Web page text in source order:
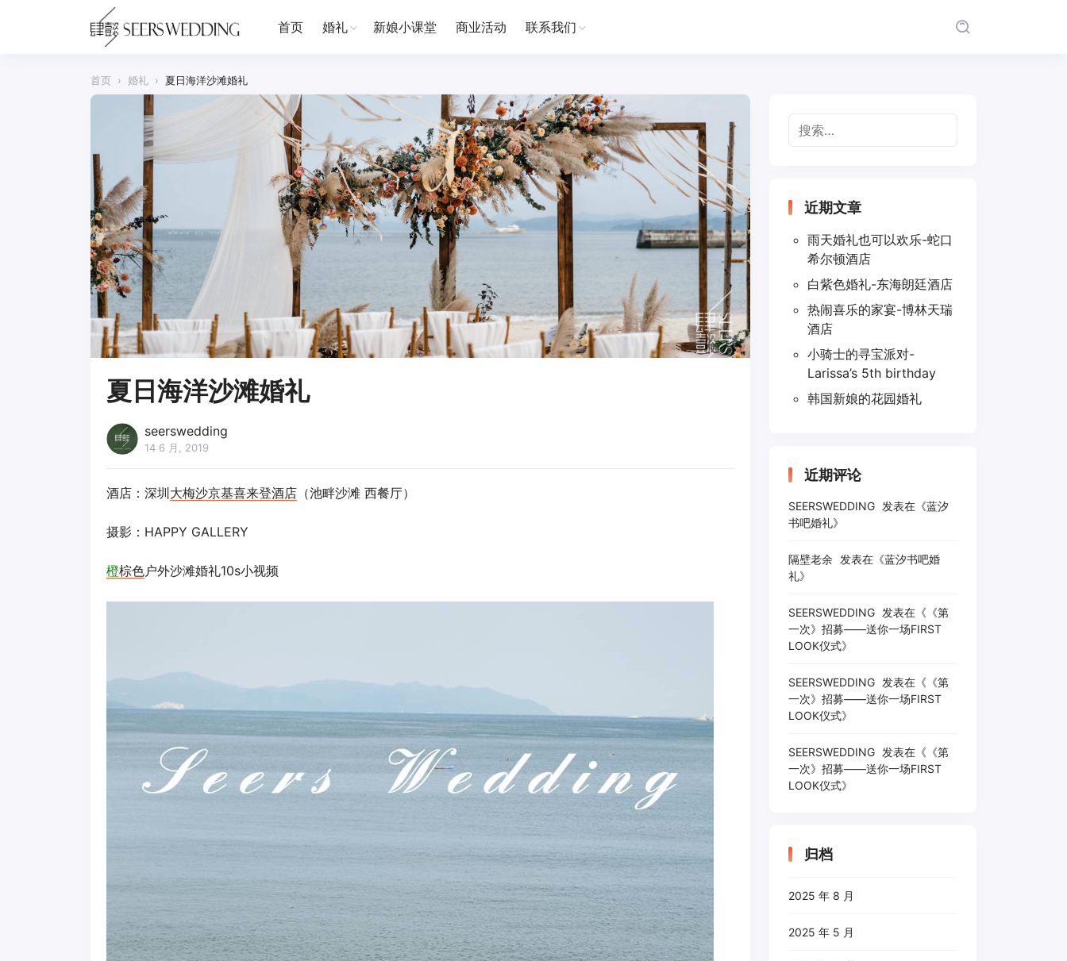
首页 婚礼 新娘小课堂 商业活动 联系我们
首页 › 婚礼 › 夏日海洋沙滩婚礼
夏日海洋沙滩婚礼
seerswedding
14 6 月, 2019
酒店：深圳 大梅沙京基喜来登酒店 （池畔沙滩 西餐厅）
摄影：HAPPY GALLERY
橙棕色户外沙滩婚礼10s小视频
索：
近期文章
雨天婚礼也可以欢乐-蛇口
希尔顿酒店
白紫色婚礼-东海朗廷酒店
热闹喜乐的家宴-博林天瑞
酒店
小骑士的寻宝派对-
Larissa’s 5th birthday
韩国新娘的花园婚礼
近期评论
SEERSWEDDING 发表在《蓝汐
书吧婚礼》
隔壁老余 发表在《蓝汐书吧婚
礼》
SEERSWEDDING 发表在《 《第
一次》招募——送你一场FIRST
LOOK仪式》
SEERSWEDDING 发表在《 《第
一次》招募——送你一场FIRST
LOOK仪式》
SEERSWEDDING 发表在《 《第
一次》招募——送你一场FIRST
LOOK仪式》
归档
2025 年 8 月
2025 年 5 月